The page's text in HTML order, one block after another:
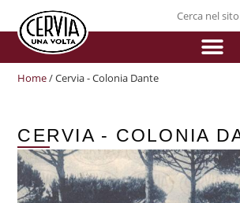
Home/ Cervia - Colonia Dante
CERVIA - COLONIA